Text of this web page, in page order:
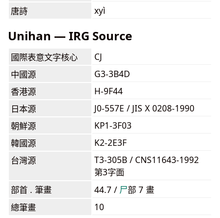
唐詩
xyì
Unihan — IRG Source
國際表意文字核心
CJ
中國源
G3-3B4D
香港源
H-9F44
日本源
J0-557E / JIS X 0208-1990
朝鮮源
KP1-3F03
韓國源
K2-2E3F
台灣源
T3-305B / CNS11643-1992
第3字面
部首 . 筆畫
44.7 / ⼫部 7 畫
總筆畫
10